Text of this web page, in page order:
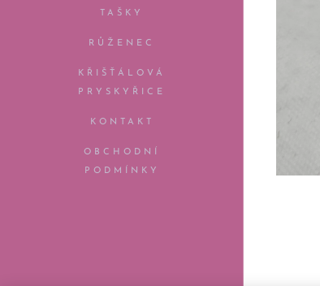
TAŠKY
RŮŽENEC
KŘIŠŤÁLOVÁ
PRYSKYŘICE
KONTAKT
OBCHODNÍ
PODMÍNKY